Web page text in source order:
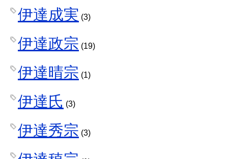
伊達成実 (3)
伊達政宗 (19)
伊達晴宗 (1)
伊達氏 (3)
伊達秀宗 (3)